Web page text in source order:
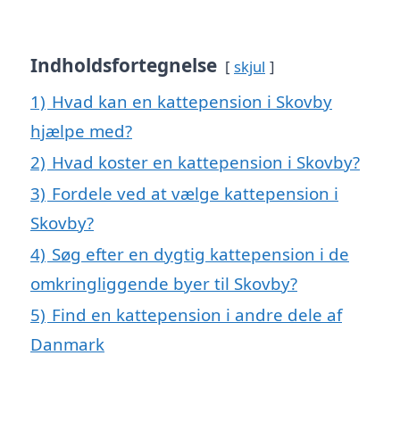
Indholdsfortegnelse skjul
1) Hvad kan en kattepension i Skovby
hjælpe med?
2) Hvad koster en kattepension i Skovby?
3) Fordele ved at vælge kattepension i
Skovby?
4) Søg efter en dygtig kattepension i de
omkringliggende byer til Skovby?
5) Find en kattepension i andre dele af
Danmark